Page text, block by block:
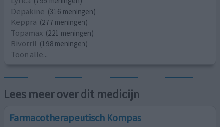
Depakine (316 meningen)
Keppra (277 meningen)
Topamax (221 meningen)
Rivotril (198 meningen)
Toon alle...
Lees meer over dit medicijn
Farmacotherapeutisch Kompas